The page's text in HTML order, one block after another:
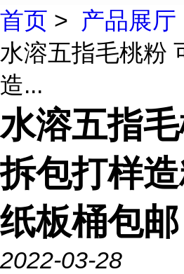
首页 > 产品展厅
水溶五指毛桃粉
造...
水溶五指
拆包打样
纸板桶包邮
2022-03-28